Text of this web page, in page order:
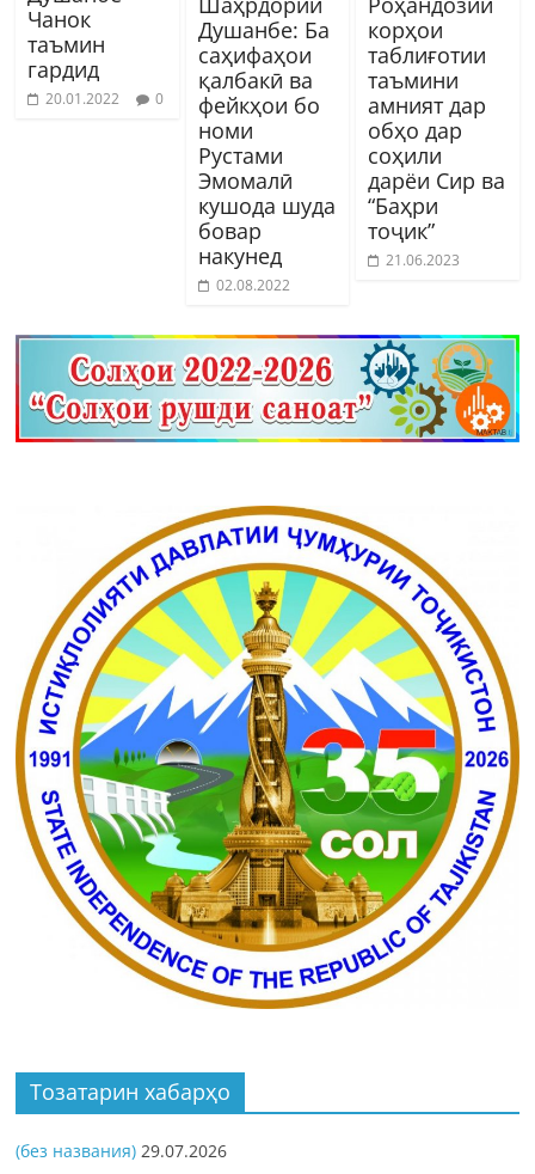
Чанок
таъмин
гардид
20.01.2022 0
Душанбе: Ба
саҳифаҳои
қалбакӣ ва
фейкҳои бо
номи
Рустами
Эмомалӣ
кушода шуда
бовар
накунед
02.08.2022
корҳои
таблиғотии
таъмини
амният дар
обҳо дар
соҳили
дарёи Сир ва
“Баҳри
тоҷик”
21.06.2023
Тозатарин хабарҳо
(без названия) 29.07.2026